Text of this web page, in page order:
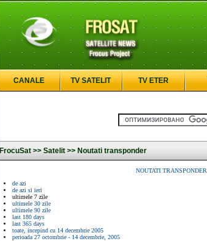
CANALE TV SATELIT TV ETER
FrocuSat >> Satelit >> Noutati transponder
NOUTATI TRANSPONDER
de azi
de azi si ieri
ultimele 7 zile
ultimele 30 zile
ultimele 90 zile
last 180 days
last 365 days
toate, incepind cu 14 decembrie 2005
perioada 27 octombrie - 14 decembrie, 2005